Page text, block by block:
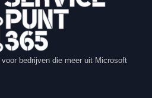
voor bedrijven die meer uit Microsoft